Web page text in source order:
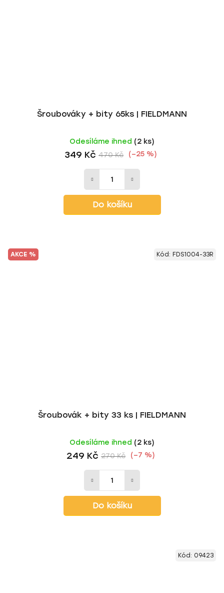
Šroubováky + bity 65ks | FIELDMANN
Odesíláme ihned (2 ks)
349 Kč 470 Kč (–25 %)
Do košíku
AKCE %
Šroubovák + bity 33 ks | FIELDMANN
Odesíláme ihned (2 ks)
249 Kč 270 Kč (–7 %)
Do košíku
Kód: FDS1004-33R
Kód: 09423